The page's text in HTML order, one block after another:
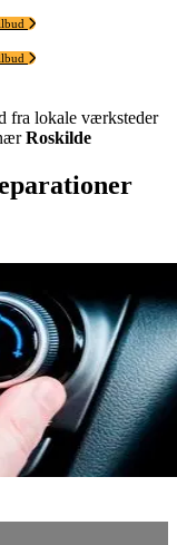
fra lokale værksteder
Roskilde